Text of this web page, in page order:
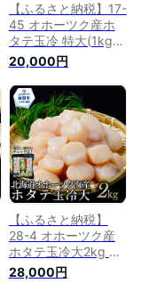
【ふるさと納税】17-
45 オホーツク産ホ
タテ玉冷 特大(1kg)
｜ホタテ ほたて 帆
立 貝柱 貝 冷凍 1kg
1000g 特大 大粒 大
玉 大きい 刺身 バタ
ー焼き 魚介 海鮮 海
鮮食品 グルメ 食品
通販 返礼品 ギフト
ふるさと納税 故郷
納税 北海道 紋別市
紋別 オホーツク オ
ホーツク海
20,000円
【ふるさと納税】
28-4 オホーツク産
ホタテ玉冷大2kg ｜
ホタテ ほたて 帆立
28,000円